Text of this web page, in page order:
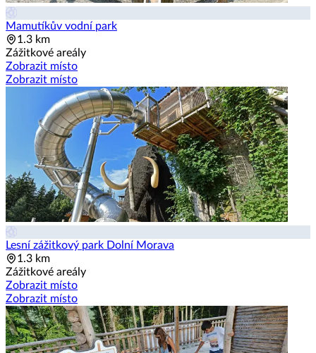
Mamutíkův vodní park
1.3 km
Zážitkové areály
Zobrazit místo
Zobrazit místo
Lesní zážitkový park Dolní Morava
1.3 km
Zážitkové areály
Zobrazit místo
Zobrazit místo